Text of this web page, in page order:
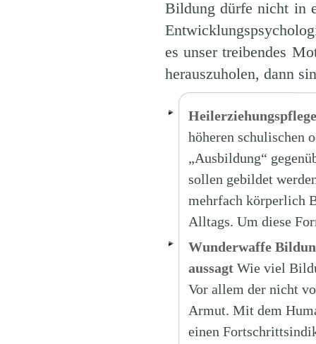
Bildung dürfe nicht in
es unser treibendes
herauszuholen, dann
höheren schulischen
„Ausbildung“
sollen gebildet
mehrfach körperlich
Alltags. Um diese
Wunderwaffe
aussagt Wie viel
Vor allem der nicht
Armut. Mit dem
einen